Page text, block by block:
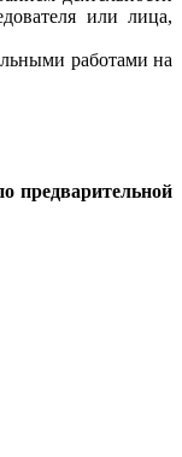
или лица,
работами на
предварительной